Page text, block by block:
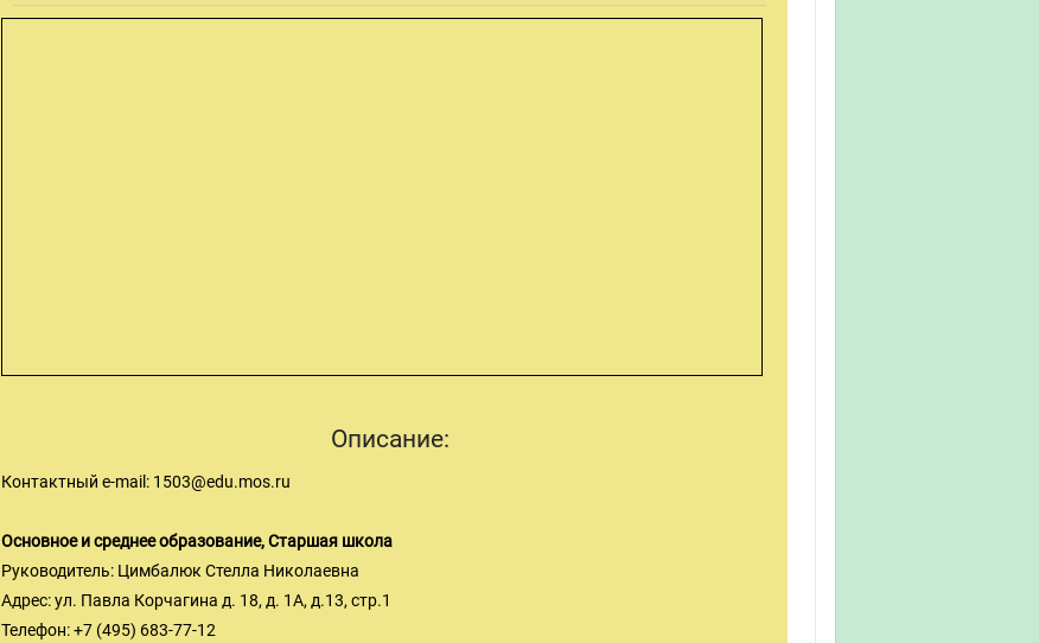
Описание:
Контактный e-mail: 1503@edu.mos.ru
Основное и среднее образование, Старшая школа
Руководитель: Цимбалюк Стелла Николаевна
Адрес: ул. Павла Корчагина д. 18, д. 1А, д.13, стр.1
Телефон: +7 (495) 683-77-12